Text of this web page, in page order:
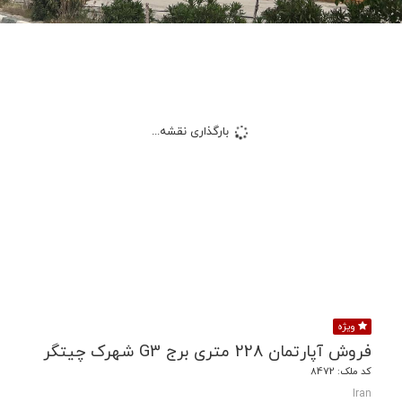
بارگذاری نقشه...
ویژه
فروش آپارتمان 228 متری برج G3 شهرک چیتگر
کد ملک: 8472
Iran